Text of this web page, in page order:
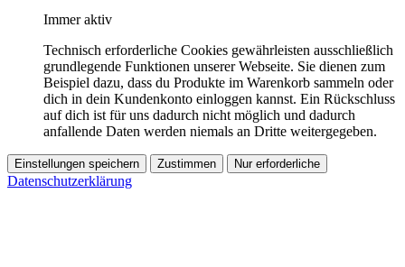
Immer aktiv
Technisch erforderliche Cookies gewährleisten ausschließlich
grundlegende Funktionen unserer Webseite. Sie dienen zum
Beispiel dazu, dass du Produkte im Warenkorb sammeln oder
dich in dein Kundenkonto einloggen kannst. Ein Rückschluss
auf dich ist für uns dadurch nicht möglich und dadurch
anfallende Daten werden niemals an Dritte weitergegeben.
Einstellungen speichern Zustimmen Nur erforderliche
Datenschutzerklärung